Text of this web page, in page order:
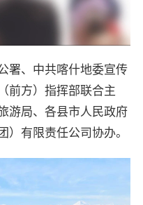
署、中共喀什地委宣传
前方）指挥部联合主
游局、各县市人民政府
）有限责任公司协办。